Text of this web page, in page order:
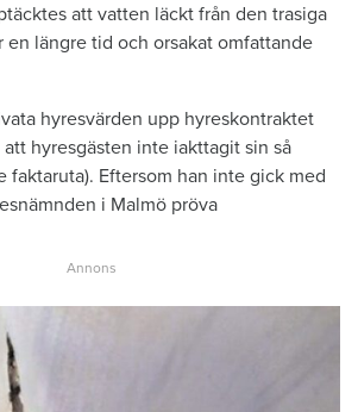
att vatten läckt från den trasiga
en längre tid och orsakat omfattande
hyresvärden upp hyreskontraktet
hyresgästen inte iakttagit sin så
faktaruta). Eftersom han inte gick med
i Malmö pröva